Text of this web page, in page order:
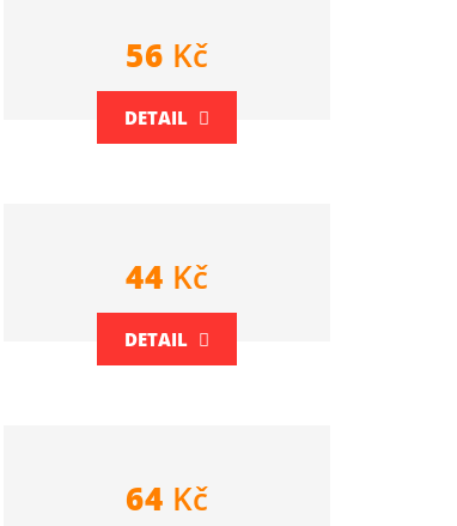
56 Kč
DETAIL
44 Kč
DETAIL
64 Kč